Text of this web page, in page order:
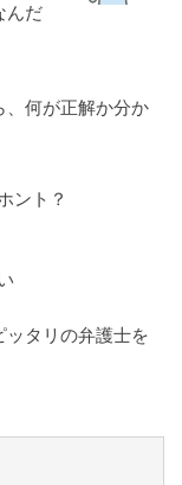
んだ
、何が正解か分か
ント？
ッタリの弁護士を